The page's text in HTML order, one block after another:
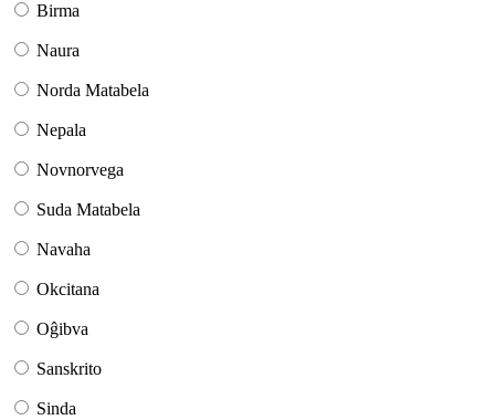
Birma
Naura
Norda Matabela
Nepala
Novnorvega
Suda Matabela
Navaha
Okcitana
Oĝibva
Sanskrito
Sinda